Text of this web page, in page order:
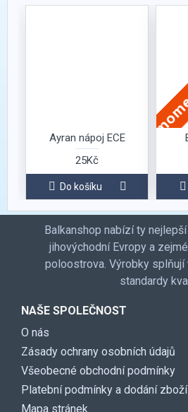
Ayran nápoj ECE
25Kč
Do košíku
Balkanshop nabízí ty
jihovýchodní Evropy a
poloostrova. Výrobky
standardy
NAŠE SPOLEČNOST
O nás
Zásady ochrany osobních údajů
Všeobecné obchodní podmínky
Platební podmínky a dodání zboží
Mapa stránek